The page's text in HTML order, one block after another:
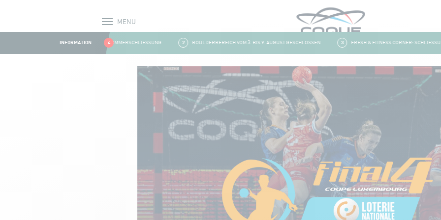
MENU
INFORMATION 4
SOMMERSCHLIESSUNG BOULDERBEREICH VOM 3. BIS 9. AUGUST GESCHLOSSEN FRESH & FITNESS CORNER: SCHLIESSUNG